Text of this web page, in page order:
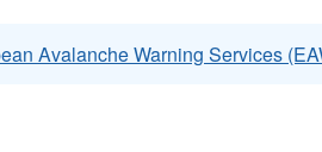
Avalanche Warning Services